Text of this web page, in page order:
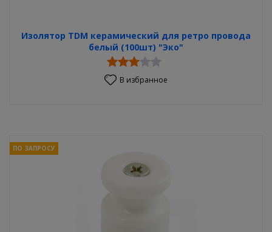
Изолятор TDM керамический для ретро провода
белый (100шт) "Эко"
В избранное
ПО ЗАПРОСУ